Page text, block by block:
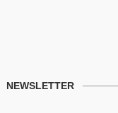
NEWSLETTER